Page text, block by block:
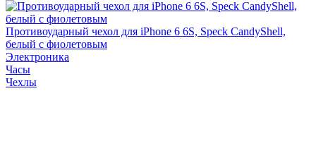
Противоударный чехол для iPhone 6 6S, Speck CandyShell,
белый с фиолетовым
Электроника
Часы
Чехлы